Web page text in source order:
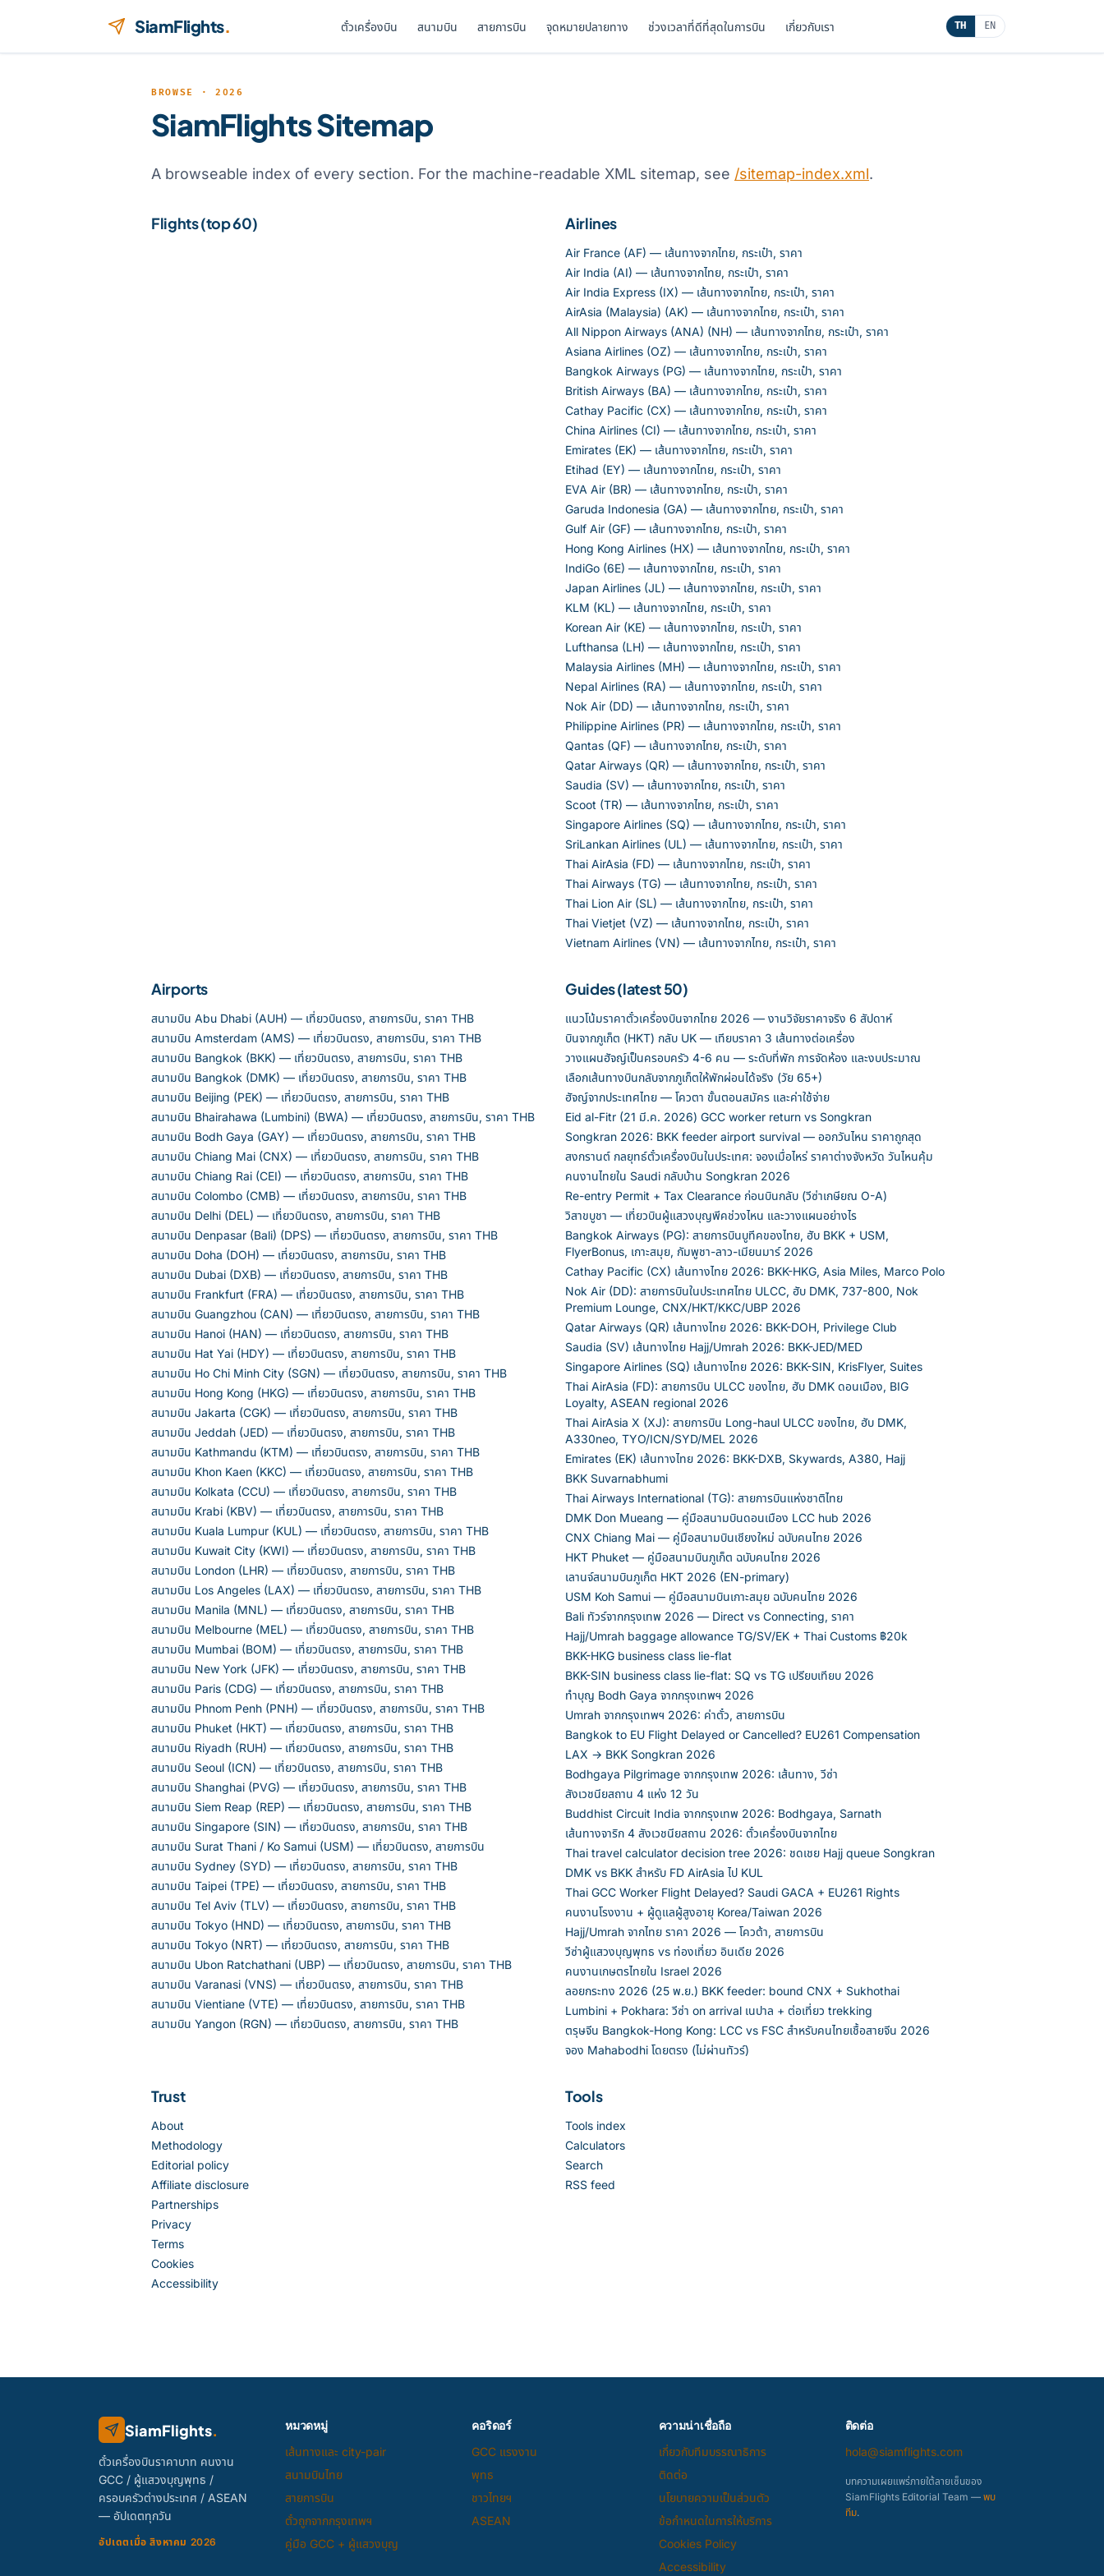
SiamFlights. ตั๋วเครื่องบิน สนามบิน สายการบิน จุดหมายปลายทาง ช่วงเวลาที่ดีที่สุดในการบิน เกี่ยวกับเรา TH EN
BROWSE · 2026
SiamFlights Sitemap
A browseable index of every section. For the machine-readable XML sitemap, see /sitemap-index.xml.
Flights (top 60) Airlines
Air France (AF) — เส้นทางจากไทย, กระเป๋า, ราคา
Air India (AI) — เส้นทางจากไทย, กระเป๋า, ราคา
Air India Express (IX) — เส้นทางจากไทย, กระเป๋า, ราคา
AirAsia (Malaysia) (AK) — เส้นทางจากไทย, กระเป๋า, ราคา
All Nippon Airways (ANA) (NH) — เส้นทางจากไทย, กระเป๋า, ราคา
Asiana Airlines (OZ) — เส้นทางจากไทย, กระเป๋า, ราคา
Bangkok Airways (PG) — เส้นทางจากไทย, กระเป๋า, ราคา
British Airways (BA) — เส้นทางจากไทย, กระเป๋า, ราคา
Cathay Pacific (CX) — เส้นทางจากไทย, กระเป๋า, ราคา
China Airlines (CI) — เส้นทางจากไทย, กระเป๋า, ราคา
Emirates (EK) — เส้นทางจากไทย, กระเป๋า, ราคา
Etihad (EY) — เส้นทางจากไทย, กระเป๋า, ราคา
EVA Air (BR) — เส้นทางจากไทย, กระเป๋า, ราคา
Garuda Indonesia (GA) — เส้นทางจากไทย, กระเป๋า, ราคา
Gulf Air (GF) — เส้นทางจากไทย, กระเป๋า, ราคา
Hong Kong Airlines (HX) — เส้นทางจากไทย, กระเป๋า, ราคา
IndiGo (6E) — เส้นทางจากไทย, กระเป๋า, ราคา
Japan Airlines (JL) — เส้นทางจากไทย, กระเป๋า, ราคา
KLM (KL) — เส้นทางจากไทย, กระเป๋า, ราคา
Korean Air (KE) — เส้นทางจากไทย, กระเป๋า, ราคา
Lufthansa (LH) — เส้นทางจากไทย, กระเป๋า, ราคา
Malaysia Airlines (MH) — เส้นทางจากไทย, กระเป๋า, ราคา
Nepal Airlines (RA) — เส้นทางจากไทย, กระเป๋า, ราคา
Nok Air (DD) — เส้นทางจากไทย, กระเป๋า, ราคา
Philippine Airlines (PR) — เส้นทางจากไทย, กระเป๋า, ราคา
Qantas (QF) — เส้นทางจากไทย, กระเป๋า, ราคา
Qatar Airways (QR) — เส้นทางจากไทย, กระเป๋า, ราคา
Saudia (SV) — เส้นทางจากไทย, กระเป๋า, ราคา
Scoot (TR) — เส้นทางจากไทย, กระเป๋า, ราคา
Singapore Airlines (SQ) — เส้นทางจากไทย, กระเป๋า, ราคา
SriLankan Airlines (UL) — เส้นทางจากไทย, กระเป๋า, ราคา
Thai AirAsia (FD) — เส้นทางจากไทย, กระเป๋า, ราคา
Thai Airways (TG) — เส้นทางจากไทย, กระเป๋า, ราคา
Thai Lion Air (SL) — เส้นทางจากไทย, กระเป๋า, ราคา
Thai Vietjet (VZ) — เส้นทางจากไทย, กระเป๋า, ราคา
Vietnam Airlines (VN) — เส้นทางจากไทย, กระเป๋า, ราคา
Airports
สนามบิน Abu Dhabi (AUH) — เที่ยวบินตรง, สายการบิน, ราคา THB
สนามบิน Amsterdam (AMS) — เที่ยวบินตรง, สายการบิน, ราคา THB
สนามบิน Bangkok (BKK) — เที่ยวบินตรง, สายการบิน, ราคา THB
สนามบิน Bangkok (DMK) — เที่ยวบินตรง, สายการบิน, ราคา THB
สนามบิน Beijing (PEK) — เที่ยวบินตรง, สายการบิน, ราคา THB
สนามบิน Bhairahawa (Lumbini) (BWA) — เที่ยวบินตรง, สายการบิน, ราคา THB
สนามบิน Bodh Gaya (GAY) — เที่ยวบินตรง, สายการบิน, ราคา THB
สนามบิน Chiang Mai (CNX) — เที่ยวบินตรง, สายการบิน, ราคา THB
สนามบิน Chiang Rai (CEI) — เที่ยวบินตรง, สายการบิน, ราคา THB
สนามบิน Colombo (CMB) — เที่ยวบินตรง, สายการบิน, ราคา THB
สนามบิน Delhi (DEL) — เที่ยวบินตรง, สายการบิน, ราคา THB
สนามบิน Denpasar (Bali) (DPS) — เที่ยวบินตรง, สายการบิน, ราคา THB
สนามบิน Doha (DOH) — เที่ยวบินตรง, สายการบิน, ราคา THB
สนามบิน Dubai (DXB) — เที่ยวบินตรง, สายการบิน, ราคา THB
สนามบิน Frankfurt (FRA) — เที่ยวบินตรง, สายการบิน, ราคา THB
สนามบิน Guangzhou (CAN) — เที่ยวบินตรง, สายการบิน, ราคา THB
สนามบิน Hanoi (HAN) — เที่ยวบินตรง, สายการบิน, ราคา THB
สนามบิน Hat Yai (HDY) — เที่ยวบินตรง, สายการบิน, ราคา THB
สนามบิน Ho Chi Minh City (SGN) — เที่ยวบินตรง, สายการบิน, ราคา THB
สนามบิน Hong Kong (HKG) — เที่ยวบินตรง, สายการบิน, ราคา THB
สนามบิน Jakarta (CGK) — เที่ยวบินตรง, สายการบิน, ราคา THB
สนามบิน Jeddah (JED) — เที่ยวบินตรง, สายการบิน, ราคา THB
สนามบิน Kathmandu (KTM) — เที่ยวบินตรง, สายการบิน, ราคา THB
สนามบิน Khon Kaen (KKC) — เที่ยวบินตรง, สายการบิน, ราคา THB
สนามบิน Kolkata (CCU) — เที่ยวบินตรง, สายการบิน, ราคา THB
สนามบิน Krabi (KBV) — เที่ยวบินตรง, สายการบิน, ราคา THB
สนามบิน Kuala Lumpur (KUL) — เที่ยวบินตรง, สายการบิน, ราคา THB
สนามบิน Kuwait City (KWI) — เที่ยวบินตรง, สายการบิน, ราคา THB
สนามบิน London (LHR) — เที่ยวบินตรง, สายการบิน, ราคา THB
สนามบิน Los Angeles (LAX) — เที่ยวบินตรง, สายการบิน, ราคา THB
สนามบิน Manila (MNL) — เที่ยวบินตรง, สายการบิน, ราคา THB
สนามบิน Melbourne (MEL) — เที่ยวบินตรง, สายการบิน, ราคา THB
สนามบิน Mumbai (BOM) — เที่ยวบินตรง, สายการบิน, ราคา THB
สนามบิน New York (JFK) — เที่ยวบินตรง, สายการบิน, ราคา THB
สนามบิน Paris (CDG) — เที่ยวบินตรง, สายการบิน, ราคา THB
สนามบิน Phnom Penh (PNH) — เที่ยวบินตรง, สายการบิน, ราคา THB
สนามบิน Phuket (HKT) — เที่ยวบินตรง, สายการบิน, ราคา THB
สนามบิน Riyadh (RUH) — เที่ยวบินตรง, สายการบิน, ราคา THB
สนามบิน Seoul (ICN) — เที่ยวบินตรง, สายการบิน, ราคา THB
สนามบิน Shanghai (PVG) — เที่ยวบินตรง, สายการบิน, ราคา THB
สนามบิน Siem Reap (REP) — เที่ยวบินตรง, สายการบิน, ราคา THB
สนามบิน Singapore (SIN) — เที่ยวบินตรง, สายการบิน, ราคา THB
สนามบิน Surat Thani / Ko Samui (USM) — เที่ยวบินตรง, สายการบิน
สนามบิน Sydney (SYD) — เที่ยวบินตรง, สายการบิน, ราคา THB
สนามบิน Taipei (TPE) — เที่ยวบินตรง, สายการบิน, ราคา THB
สนามบิน Tel Aviv (TLV) — เที่ยวบินตรง, สายการบิน, ราคา THB
สนามบิน Tokyo (HND) — เที่ยวบินตรง, สายการบิน, ราคา THB
สนามบิน Tokyo (NRT) — เที่ยวบินตรง, สายการบิน, ราคา THB
สนามบิน Ubon Ratchathani (UBP) — เที่ยวบินตรง, สายการบิน, ราคา THB
สนามบิน Varanasi (VNS) — เที่ยวบินตรง, สายการบิน, ราคา THB
สนามบิน Vientiane (VTE) — เที่ยวบินตรง, สายการบิน, ราคา THB
สนามบิน Yangon (RGN) — เที่ยวบินตรง, สายการบิน, ราคา THB
Guides (latest 50)
แนวโน้มราคาตั๋วเครื่องบินจากไทย 2026 — งานวิจัยราคาจริง 6 สัปดาห์
บินจากภูเก็ต (HKT) กลับ UK — เทียบราคา 3 เส้นทางต่อเครื่อง
วางแผนฮัจญ์เป็นครอบครัว 4-6 คน — ระดับที่พัก การจัดห้อง และงบประมาณ
เลือกเส้นทางบินกลับจากภูเก็ตให้พักผ่อนได้จริง (วัย 65+)
ฮัจญ์จากประเทศไทย — โควตา ขั้นตอนสมัคร และค่าใช้จ่าย
Eid al-Fitr (21 มี.ค. 2026) GCC worker return vs Songkran
Songkran 2026: BKK feeder airport survival — ออกวันไหน ราคาถูกสุด
สงกรานต์ กลยุทธ์ตั๋วเครื่องบินในประเทศ: จองเมื่อไหร่ ราคาต่างจังหวัด วันไหนคุ้ม
คนงานไทยใน Saudi กลับบ้าน Songkran 2026
Re-entry Permit + Tax Clearance ก่อนบินกลับ (วีซ่าเกษียณ O-A)
วิสาขบูชา — เที่ยวบินผู้แสวงบุญพีคช่วงไหน และวางแผนอย่างไร
Bangkok Airways (PG): สายการบินบูทีคของไทย, ฮับ BKK + USM,
FlyerBonus, เกาะสมุย, กัมพูชา-ลาว-เมียนมาร์ 2026
Cathay Pacific (CX) เส้นทางไทย 2026: BKK-HKG, Asia Miles, Marco Polo
Nok Air (DD): สายการบินในประเทศไทย ULCC, ฮับ DMK, 737-800, Nok
Premium Lounge, CNX/HKT/KKC/UBP 2026
Qatar Airways (QR) เส้นทางไทย 2026: BKK-DOH, Privilege Club
Saudia (SV) เส้นทางไทย Hajj/Umrah 2026: BKK-JED/MED
Singapore Airlines (SQ) เส้นทางไทย 2026: BKK-SIN, KrisFlyer, Suites
Thai AirAsia (FD): สายการบิน ULCC ของไทย, ฮับ DMK ดอนเมือง, BIG
Loyalty, ASEAN regional 2026
Thai AirAsia X (XJ): สายการบิน Long-haul ULCC ของไทย, ฮับ DMK,
A330neo, TYO/ICN/SYD/MEL 2026
Emirates (EK) เส้นทางไทย 2026: BKK-DXB, Skywards, A380, Hajj
BKK Suvarnabhumi
Thai Airways International (TG): สายการบินแห่งชาติไทย
DMK Don Mueang — คู่มือสนามบินดอนเมือง LCC hub 2026
CNX Chiang Mai — คู่มือสนามบินเชียงใหม่ ฉบับคนไทย 2026
HKT Phuket — คู่มือสนามบินภูเก็ต ฉบับคนไทย 2026
เลานจ์สนามบินภูเก็ต HKT 2026 (EN-primary)
USM Koh Samui — คู่มือสนามบินเกาะสมุย ฉบับคนไทย 2026
Bali ทัวร์จากกรุงเทพ 2026 — Direct vs Connecting, ราคา
Hajj/Umrah baggage allowance TG/SV/EK + Thai Customs ฿20k
BKK-HKG business class lie-flat
BKK-SIN business class lie-flat: SQ vs TG เปรียบเทียบ 2026
ทำบุญ Bodh Gaya จากกรุงเทพฯ 2026
Umrah จากกรุงเทพฯ 2026: ค่าตั๋ว, สายการบิน
Bangkok to EU Flight Delayed or Cancelled? EU261 Compensation
LAX → BKK Songkran 2026
Bodhgaya Pilgrimage จากกรุงเทพ 2026: เส้นทาง, วีซ่า
สังเวชนียสถาน 4 แห่ง 12 วัน
Buddhist Circuit India จากกรุงเทพ 2026: Bodhgaya, Sarnath
เส้นทางจาริก 4 สังเวชนียสถาน 2026: ตั๋วเครื่องบินจากไทย
Thai travel calculator decision tree 2026: ชดเชย Hajj queue Songkran
DMK vs BKK สำหรับ FD AirAsia ไป KUL
Thai GCC Worker Flight Delayed? Saudi GACA + EU261 Rights
คนงานโรงงาน + ผู้ดูแลผู้สูงอายุ Korea/Taiwan 2026
Hajj/Umrah จากไทย ราคา 2026 — โควต้า, สายการบิน
วีซ่าผู้แสวงบุญพุทธ vs ท่องเที่ยว อินเดีย 2026
คนงานเกษตรไทยใน Israel 2026
ลอยกระทง 2026 (25 พ.ย.) BKK feeder: bound CNX + Sukhothai
Lumbini + Pokhara: วีซ่า on arrival เนปาล + ต่อเที่ยว trekking
ตรุษจีน Bangkok-Hong Kong: LCC vs FSC สำหรับคนไทยเชื้อสายจีน 2026
จอง Mahabodhi โดยตรง (ไม่ผ่านทัวร์)
Trust
About
Methodology
Editorial policy
Affiliate disclosure
Partnerships
Privacy
Terms
Cookies
Accessibility
Tools
Tools index
Calculators
Search
RSS feed
SiamFlights.
ตั๋วเครื่องบินราคาบาท คนงาน
GCC / ผู้แสวงบุญพุทธ /
ครอบครัวต่างประเทศ / ASEAN
— อัปเดตทุกวัน
อัปเดตเมื่อ สิงหาคม 2026
หมวดหมู่
เส้นทางและ city-pair
สนามบินไทย
สายการบิน
ตั๋วถูกจากกรุงเทพฯ
คู่มือ GCC + ผู้แสวงบุญ
คอริดอร์
GCC แรงงาน
พุทธ
ชาวไทยฯ
ASEAN
ความน่าเชื่อถือ
เกี่ยวกับทีมบรรณาธิการ
ติดต่อ
นโยบายความเป็นส่วนตัว
ข้อกำหนดในการให้บริการ
Cookies Policy
Accessibility
ติดต่อ
hola@siamflights.com
บทความเผยแพร่ภายใต้ลายเซ็นของ
SiamFlights Editorial Team — พบ
ทีม.